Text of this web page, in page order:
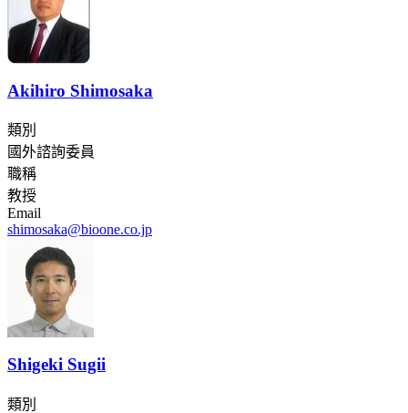
Akihiro Shimosaka
類別
國外諮詢委員
職稱
教授
Email
shimosaka@bioone.co.jp
Shigeki Sugii
類別